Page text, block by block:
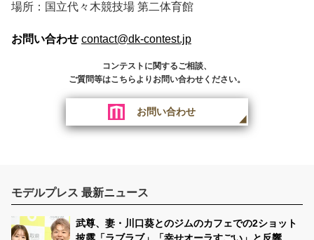
場所：国立代々木競技場 第二体育館
お問い合わせ contact@dk-contest.jp
コンテストに関するご相談、
ご質問等はこちらよりお問い合わせください。
お問い合わせ
モデルプレス 最新ニュース
武尊、妻・川口葵とのジムのカフェでの2ショット